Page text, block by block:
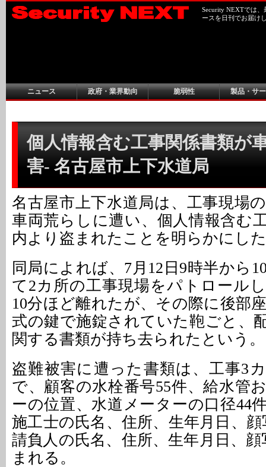
Security NEXTでは
ースを日刊でお届け
ニュース 政府・業界動向 脆弱性 製品・サ
個人情報含む工事関係書類が
害- 名古屋市上下水道局
名古屋市上下水道局は、工事現場
車両荒らしに遭い、個人情報含む
内より盗まれたことを明らかにし
同局によれば、7月12日9時半から
て2カ所の工事現場をパトロール
10分ほど離れたが、その際に後部
式の鍵で施錠されていた鞄ごと、
関する書類が持ち去られたという。
盗難被害に遭った書類は、工事3
で、顧客の水栓番号55件、給水管
ーの位置、水道メーターの口径44
施工士の氏名、住所、生年月日、
請負人の氏名、住所、生年月日、
まれる。